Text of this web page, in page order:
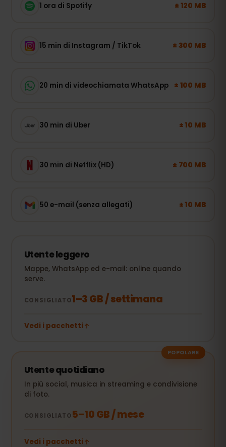
1 ora di Spotify ± 120 MB
15 min di Instagram / TikTok ± 300 MB
20 min di videochiamata WhatsApp ± 100 MB
30 min di Uber ± 10 MB
30 min di Netflix (HD) ± 700 MB
50 e-mail (senza allegati) ± 10 MB
Utente leggero
Mappe, WhatsApp ed e-mail: online quando
serve.
CONSIGLIATO1–3 GB / settimana
Vedi i pacchetti
POPOLARE
Utente quotidiano
In più social, musica in streaming e condivisione
di foto.
CONSIGLIATO5–10 GB / mese
Vedi i pacchetti